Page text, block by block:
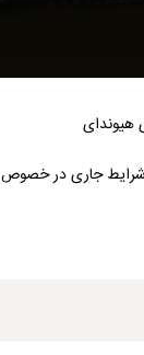
هیوندای
شرایط جاری در خصوص